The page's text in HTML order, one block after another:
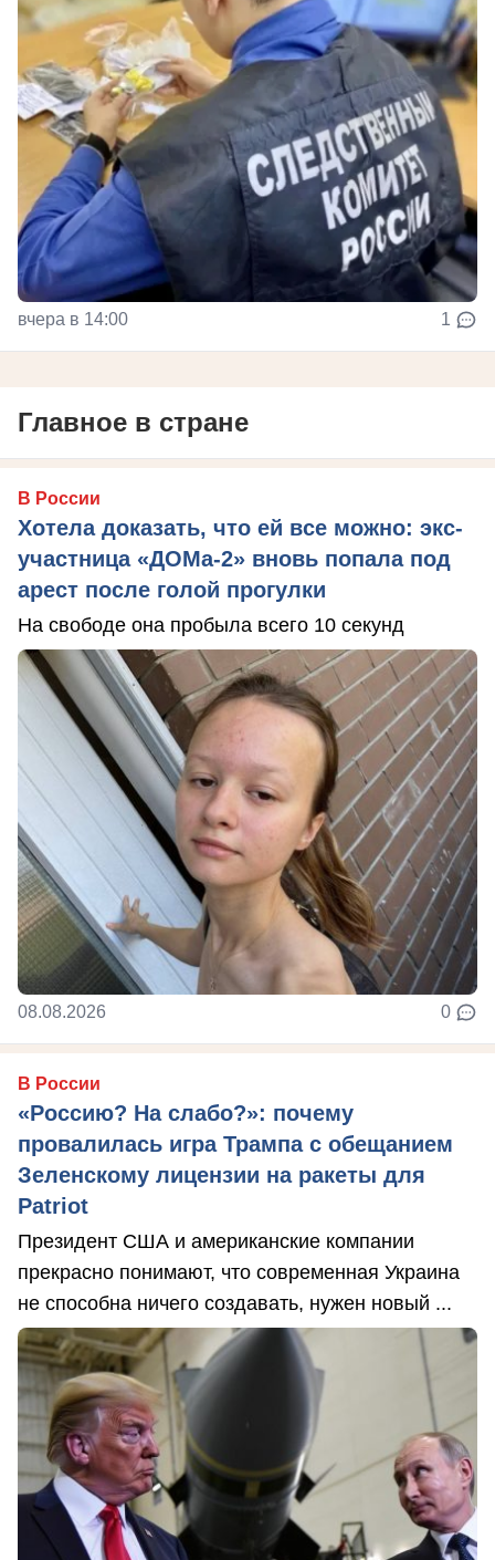
вчера в 14:00 1
Главное в стране
В России
Хотела доказать, что ей все можно: экс-
участница «ДОМа-2» вновь попала под
арест после голой прогулки
На свободе она пробыла всего 10 секунд
08.08.2026 0
В России
«Россию? На слабо?»: почему
провалилась игра Трампа с обещанием
Зеленскому лицензии на ракеты для
Patriot
Президент США и американские компании
прекрасно понимают, что современная Украина
не способна ничего создавать, нужен новый ...